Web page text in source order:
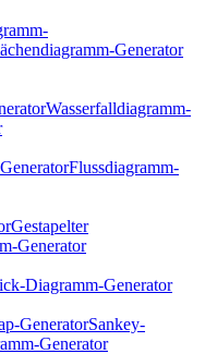
Generator
Wasserfalldiagramm-
Flussdiagramm-
Gestapelter
Generator
Diagramm-Generator
GeneratorSankey-
Generator